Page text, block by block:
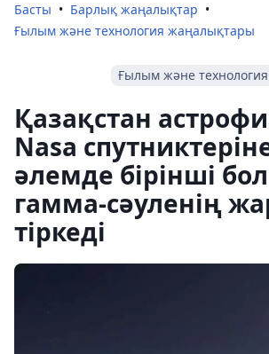
Басты
Барлық жаңалықтар
Ғылым және технология жаңалықтары
Ғылым және технология
Қазақстан
Nasa
әлемде бірінші
гамма-сәуленің
тіркеді